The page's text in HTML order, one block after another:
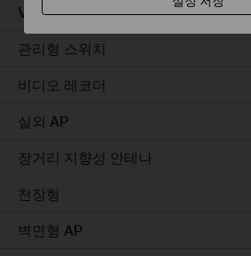
VPN 라우터
관리형 스위치
비디오 레코더
실외 AP
장거리 지향성 안테나
천장형
벽면형 AP